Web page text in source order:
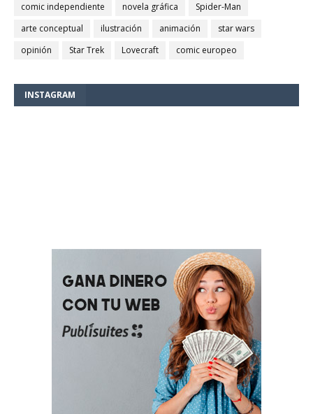
comic independiente
novela gráfica
Spider-Man
arte conceptual
ilustración animación
star wars
opinión
Star Trek Lovecraft comic europeo
INSTAGRAM